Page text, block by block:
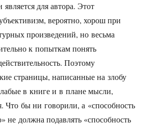
является для автора. Этот
вероятно, хорош при
произведений, но весьма
к попыткам понять
Поэтому
страницы, написанные на злобу
в книге и в плане мысли,
Что бы ни говорили, а «способность
не должна подавлять «способность